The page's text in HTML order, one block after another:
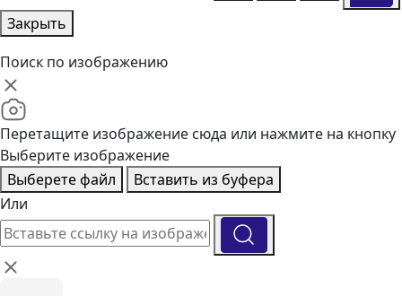
Закрыть
Поиск по изображению
Перетащите изображение сюда или нажмите на кнопку
Выберите изображение
Выберете файл
Вставить из буфера
Или